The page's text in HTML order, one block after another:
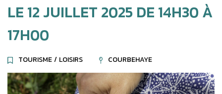
LE 12 JUILLET 2025 DE 14H30 À
17H00
TOURISME / LOISIRS COURBEHAYE